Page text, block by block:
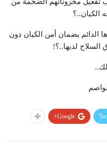
الكيان..؟
الدائم بضمان أمن الكيان دون
لديها..؟!
Google+